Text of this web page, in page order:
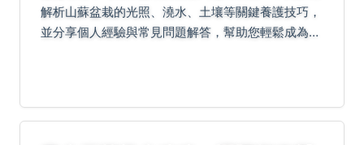
解析山蘇盆栽的光照、澆水、土壤等關鍵養護技巧，
並分享個人經驗與常見問題解答，幫助您輕鬆成為綠